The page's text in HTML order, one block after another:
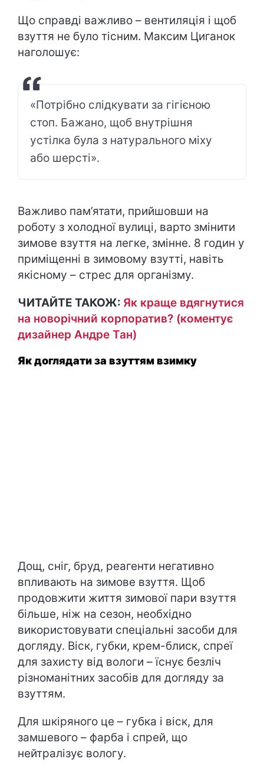
Що справді важливо – вентиляція і щоб
взуття не було тісним. Максим Циганок
наголошує:
«Потрібно слідкувати за гігієною
стоп. Бажано, щоб внутрішня
устілка була з натурального міху
або шерсті».
Важливо пам’ятати, прийшовши на
роботу з холодної вулиці, варто змінити
зимове взуття на легке, змінне. 8 годин у
приміщенні в зимовому взутті, навіть
якісному – стрес для організму.
ЧИТАЙТЕ ТАКОЖ: Як краще вдягнутися
на новорічний корпоратив? (коментує
дизайнер Андре Тан)
Як доглядати за взуттям взимку
Дощ, сніг, бруд, реагенти негативно
впливають на зимове взуття. Щоб
продовжити життя зимової пари взуття
більше, ніж на сезон, необхідно
використовувати спеціальні засоби для
догляду. Віск, губки, крем-блиск, спреї
для захисту від вологи – їснує безліч
різноманітних засобів для догляду за
взуттям.
Для шкіряного це – губка і віск, для
замшевого – фарба і спрей, що
нейтралізує вологу.